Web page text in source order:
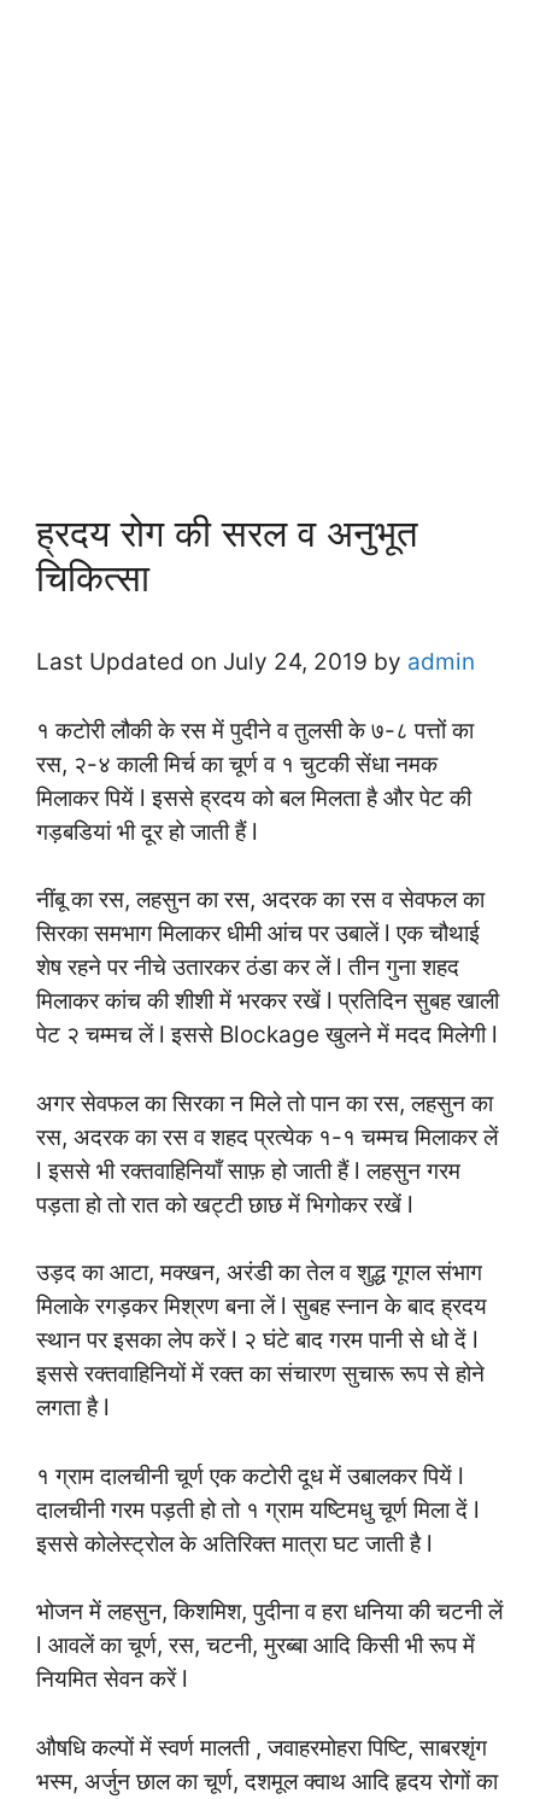
ह्रदय रोग की सरल व अनुभूत
चिकित्सा
Last Updated on July 24, 2019 by admin
१ कटोरी लौकी के रस में पुदीने व तुलसी के ७-८ पत्तों का
रस, २-४ काली मिर्च का चूर्ण व १ चुटकी सेंधा नमक
मिलाकर पियें l इससे ह्रदय को बल मिलता है और पेट की
गड़बडियां भी दूर हो जाती हैं l
नींबू का रस, लहसुन का रस, अदरक का रस व सेवफल का
सिरका समभाग मिलाकर धीमी आंच पर उबालें l एक चौथाई
शेष रहने पर नीचे उतारकर ठंडा कर लें l तीन गुना शहद
मिलाकर कांच की शीशी में भरकर रखें l प्रतिदिन सुबह खाली
पेट २ चम्मच लें l इससे Blockage खुलने में मदद मिलेगी l
अगर सेवफल का सिरका न मिले तो पान का रस, लहसुन का
रस, अदरक का रस व शहद प्रत्येक १-१ चम्मच मिलाकर लें
l इससे भी रक्तवाहिनियाँ साफ़ हो जाती हैं l लहसुन गरम
पड़ता हो तो रात को खट्टी छाछ में भिगोकर रखें l
उड़द का आटा, मक्खन, अरंडी का तेल व शुद्ध गूगल संभाग
मिलाके रगड़कर मिश्रण बना लें l सुबह स्नान के बाद ह्रदय
स्थान पर इसका लेप करें l २ घंटे बाद गरम पानी से धो दें l
इससे रक्तवाहिनियों में रक्त का संचारण सुचारू रूप से होने
लगता है l
१ ग्राम दालचीनी चूर्ण एक कटोरी दूध में उबालकर पियें l
दालचीनी गरम पड़ती हो तो १ ग्राम यष्टिमधु चूर्ण मिला दें l
इससे कोलेस्ट्रोल के अतिरिक्त मात्रा घट जाती है l
भोजन में लहसुन, किशमिश, पुदीना व हरा धनिया की चटनी लें
l आवलें का चूर्ण, रस, चटनी, मुरब्बा आदि किसी भी रूप में
नियमित सेवन करें l
औषधि कल्पों में स्वर्ण मालती , जवाहरमोहरा पिष्टि, साबरशृंग
भस्म, अर्जुन छाल का चूर्ण, दशमूल क्वाथ आदि हृदय रोगों का